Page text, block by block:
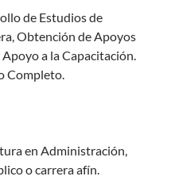
de Estudios de
Obtención de Apoyos
a la Capacitación.
Completo.
en Administración,
o carrera afín.